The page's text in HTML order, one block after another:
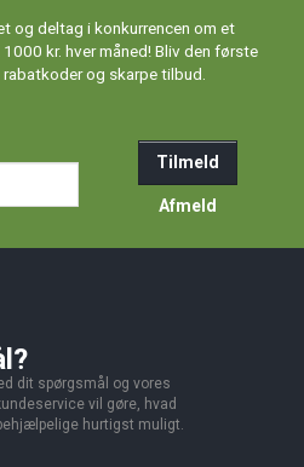
og deltag i konkurrencen om et
kr. hver måned! Bliv den første
og skarpe tilbud.
Tilmeld
Afmeld
dit spørgsmål og vores
vil gøre, hvad
hurtigst muligt.